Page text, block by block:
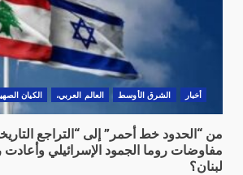
أخبار الشرق الأوسط العالم العربي، الكيان
من “الحدود خط أحمر” إلى “التراجع
مفاوضات روما الجمود الإسرائيلي
لبنان؟